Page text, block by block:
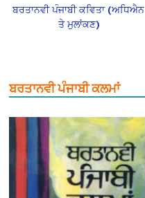
ਬਰਤਾਨਵੀ ਪੰਜਾਬੀ ਕਵਿਤਾ (ਅਧਿਐਨ
ਤੇ ਮੁਲਾਂਕਣ)
ਬਰਤਾਨਵੀ ਪੰਜਾਬੀ ਕਲਮਾਂ